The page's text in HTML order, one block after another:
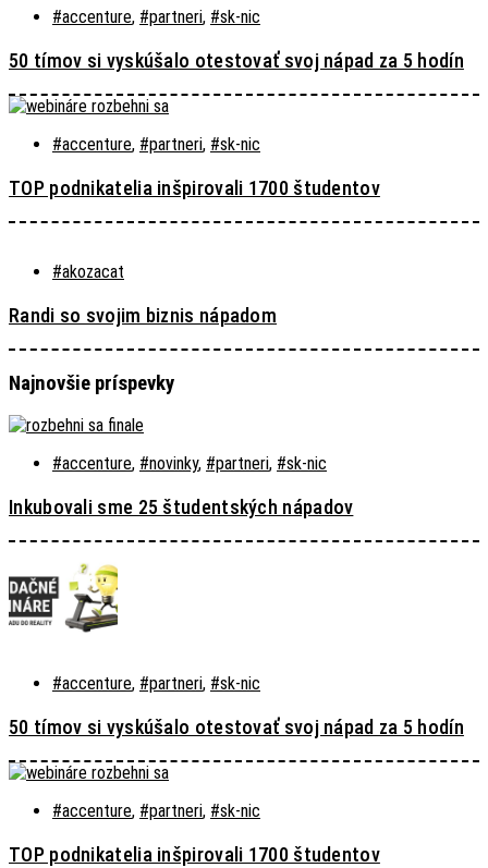
#accenture, #partneri, #sk-nic
50 tímov si vyskúšalo otestovať svoj nápad za 5 hodín
#accenture, #partneri, #sk-nic
TOP podnikatelia inšpirovali 1700 študentov
#akozacat
Randi so svojim biznis nápadom
Najnovšie príspevky
#accenture, #novinky, #partneri, #sk-nic
Inkubovali sme 25 študentských nápadov
#accenture, #partneri, #sk-nic
50 tímov si vyskúšalo otestovať svoj nápad za 5 hodín
#accenture, #partneri, #sk-nic
TOP podnikatelia inšpirovali 1700 študentov